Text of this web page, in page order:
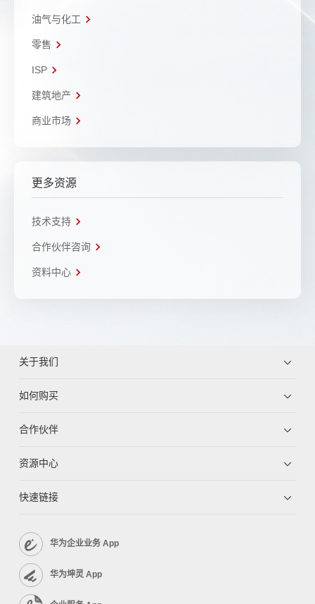
油气与化工
零售
ISP
建筑地产
商业市场
更多资源
技术支持
合作伙伴咨询
资料中心
关于我们
如何购买
合作伙伴
资源中心
快速链接
华为企业业务 App
华为坤灵 App